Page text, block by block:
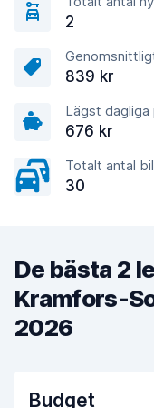
2
839 kr
Lägst dagliga
676 kr
Totalt antal
30
De bästa 2
Kramfors-
2026
Budget